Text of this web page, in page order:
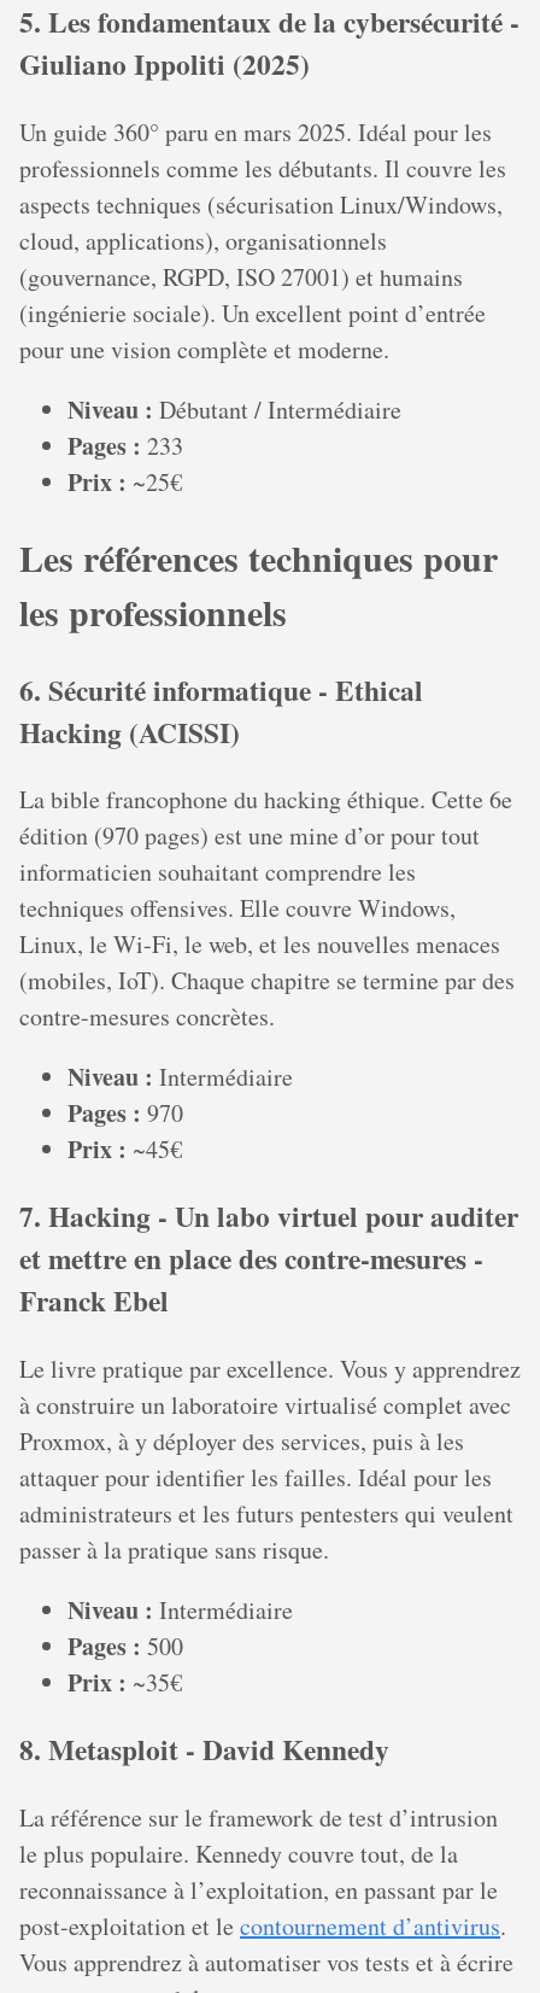
5. Les fondamentaux de la cybersécurité -
Giuliano Ippoliti (2025)
Un guide 360° paru en mars 2025. Idéal pour les
professionnels comme les débutants. Il couvre les
aspects techniques (sécurisation Linux/Windows,
cloud, applications), organisationnels
(gouvernance, RGPD, ISO 27001) et humains
(ingénierie sociale). Un excellent point d’entrée
pour une vision complète et moderne.
Niveau : Débutant / Intermédiaire
Pages : 233
Prix : ~25€
Les références techniques pour
les professionnels
6. Sécurité informatique - Ethical
Hacking (ACISSI)
La bible francophone du hacking éthique. Cette 6e
édition (970 pages) est une mine d’or pour tout
informaticien souhaitant comprendre les
techniques offensives. Elle couvre Windows,
Linux, le Wi-Fi, le web, et les nouvelles menaces
(mobiles, IoT). Chaque chapitre se termine par des
contre-mesures concrètes.
Niveau : Intermédiaire
Pages : 970
Prix : ~45€
7. Hacking - Un labo virtuel pour auditer
et mettre en place des contre-mesures -
Franck Ebel
Le livre pratique par excellence. Vous y apprendrez
à construire un laboratoire virtualisé complet avec
Proxmox, à y déployer des services, puis à les
attaquer pour identifier les failles. Idéal pour les
administrateurs et les futurs pentesters qui veulent
passer à la pratique sans risque.
Niveau : Intermédiaire
Pages : 500
Prix : ~35€
8. Metasploit - David Kennedy
La référence sur le framework de test d’intrusion
le plus populaire. Kennedy couvre tout, de la
reconnaissance à l’exploitation, en passant par le
post-exploitation et le contournement d’antivirus.
Vous apprendrez à automatiser vos tests et à écrire